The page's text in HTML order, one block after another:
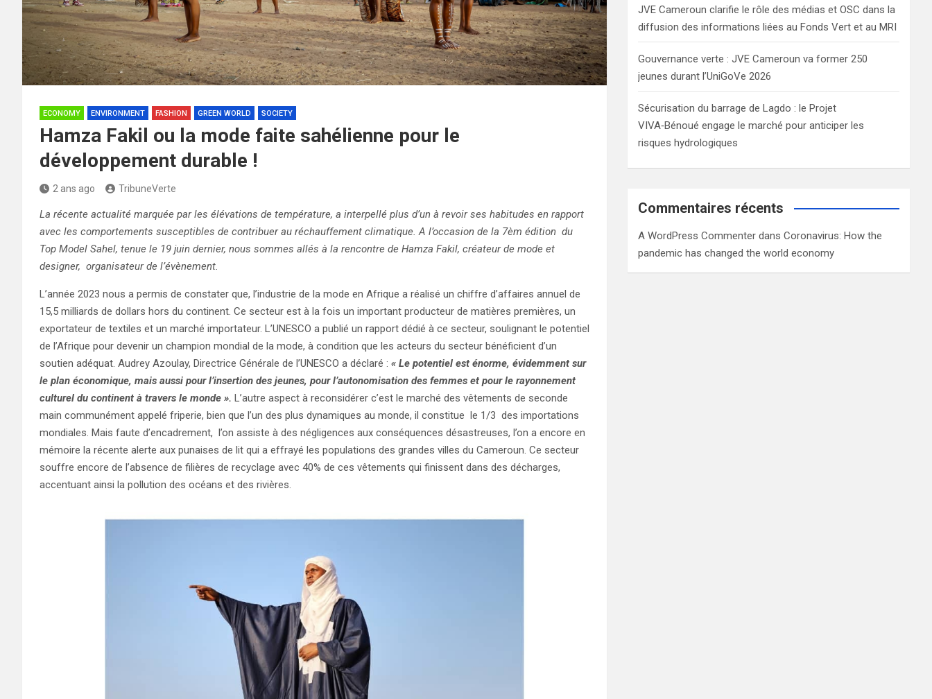
ECONOMY ENVIRONMENT FASHION GREEN WORLD SOCIETY
Hamza Fakil ou la mode faite sahélienne pour le
développement durable !
2 ans ago TribuneVerte
La récente actualité marquée par les élévations de température, a interpellé plus d’un à revoir ses habitudes en rapport
avec les comportements susceptibles de contribuer au réchauffement climatique. A l’occasion de la 7èm édition du
Top Model Sahel, tenue le 19 juin dernier, nous sommes allés à la rencontre de Hamza Fakil, créateur de mode et
designer, organisateur de l’évènement.
L’année 2023 nous a permis de constater que, l’industrie de la mode en Afrique a réalisé un chiffre d’affaires annuel de
15,5 milliards de dollars hors du continent. Ce secteur est à la fois un important producteur de matières premières, un
exportateur de textiles et un marché importateur. L’UNESCO a publié un rapport dédié à ce secteur, soulignant le potentiel
de l’Afrique pour devenir un champion mondial de la mode, à condition que les acteurs du secteur bénéficient d’un
soutien adéquat. Audrey Azoulay, Directrice Générale de l’UNESCO a déclaré : « Le potentiel est énorme, évidemment sur
le plan économique, mais aussi pour l’insertion des jeunes, pour l’autonomisation des femmes et pour le rayonnement
culturel du continent à travers le monde ». L’autre aspect à reconsidérer c’est le marché des vêtements de seconde
main communément appelé friperie, bien que l’un des plus dynamiques au monde, il constitue le 1/3 des importations
mondiales. Mais faute d’encadrement, l’on assiste à des négligences aux conséquences désastreuses, l’on a encore en
mémoire la récente alerte aux punaises de lit qui a effrayé les populations des grandes villes du Cameroun. Ce secteur
souffre encore de l’absence de filières de recyclage avec 40% de ces vêtements qui finissent dans des décharges,
accentuant ainsi la pollution des océans et des rivières.
JVE Cameroun clarifie le rôle des médias et OSC dans la
diffusion des informations liées au Fonds Vert et au MRI
Gouvernance verte : JVE Cameroun va former 250
jeunes durant l’UniGoVe 2026
Sécurisation du barrage de Lagdo : le Projet
VIVA‑Bénoué engage le marché pour anticiper les
risques hydrologiques
Commentaires récents
A WordPress Commenter dansCoronavirus: How the
pandemic has changed the world economy